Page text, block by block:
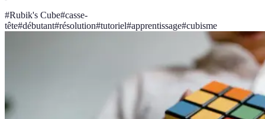
#Rubik's Cube#casse-
tête#débutant#résolution#tutoriel#apprentissage#cubisme